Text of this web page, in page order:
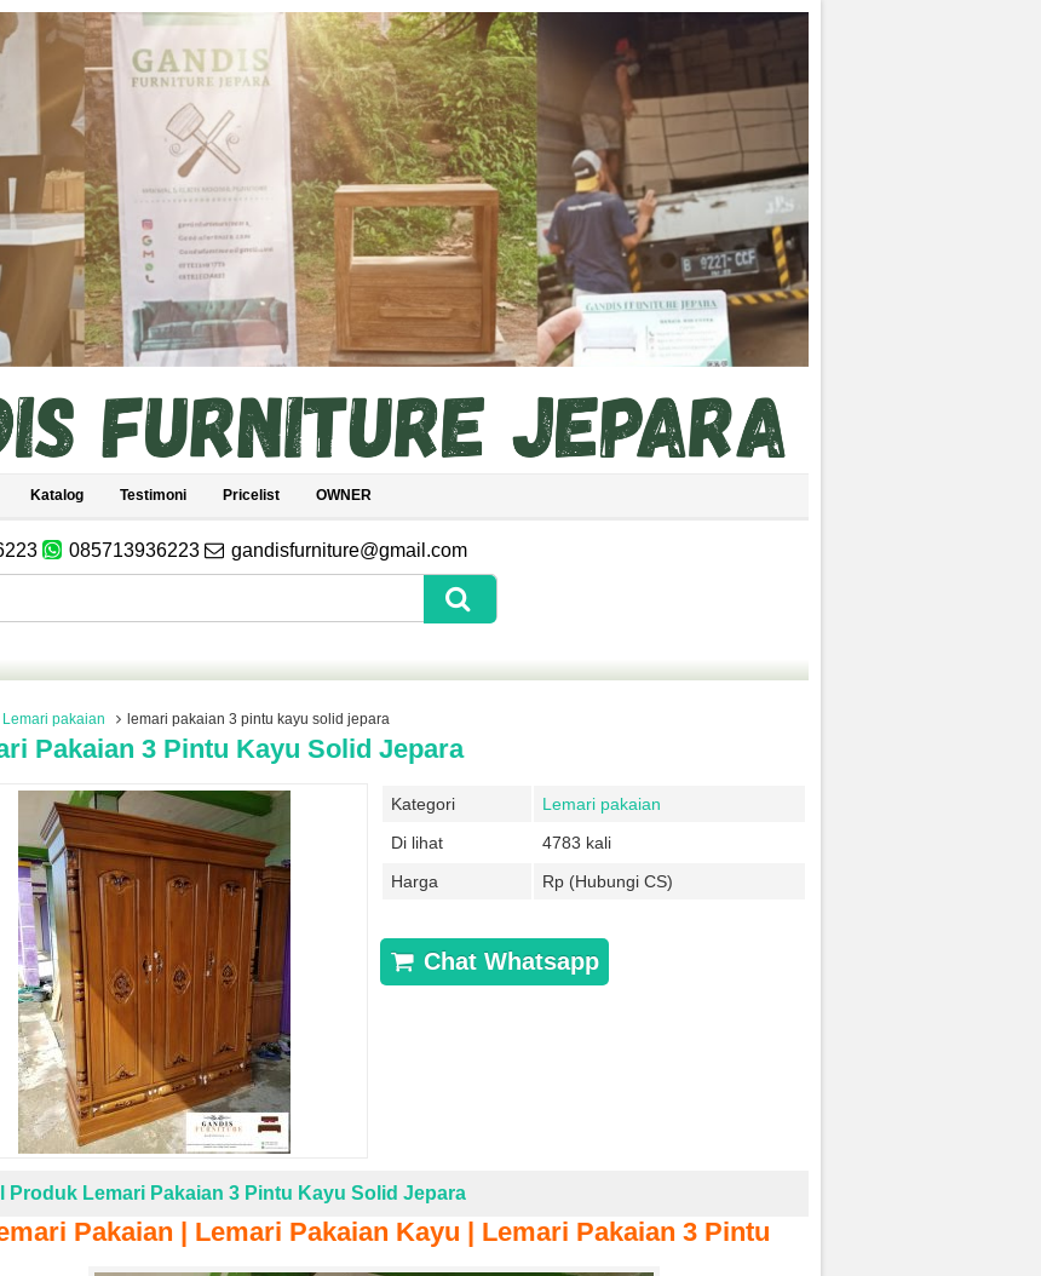
Katalog Testimoni Pricelist OWNER
085713936223 gandisfurniture@gmail.com
Lemari pakaian lemari pakaian 3 pintu kayu solid jepara
Pakaian 3 Pintu Kayu Solid Jepara
Kategori
Lemari pakaian
Di lihat
4783 kali
Harga
Rp (Hubungi CS)
Chat Whatsapp
Produk Lemari Pakaian 3 Pintu Kayu Solid Jepara
Pakaian | Lemari Pakaian Kayu | Lemari Pakaian 3 Pintu